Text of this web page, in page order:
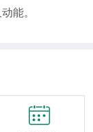
能。
